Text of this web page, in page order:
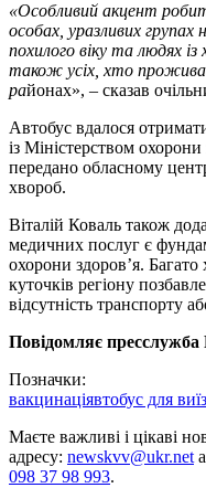
«Особливий акцент
особах, уразливих
похилого віку та людях
також усіх, хто
районах», – сказав
Автобус вдалося
із Міністерством
передано обласному
хвороб.
Віталій Коваль також
медичних послуг є
охорони здоров’я.
куточків регіону
відсутність транспорту
Повідомляє пресслужба
Позначки:
вакцинаціявтобус для
Маєте важливі і цікаві
адресу: newskvv@ukr.net
098 37 98 993.